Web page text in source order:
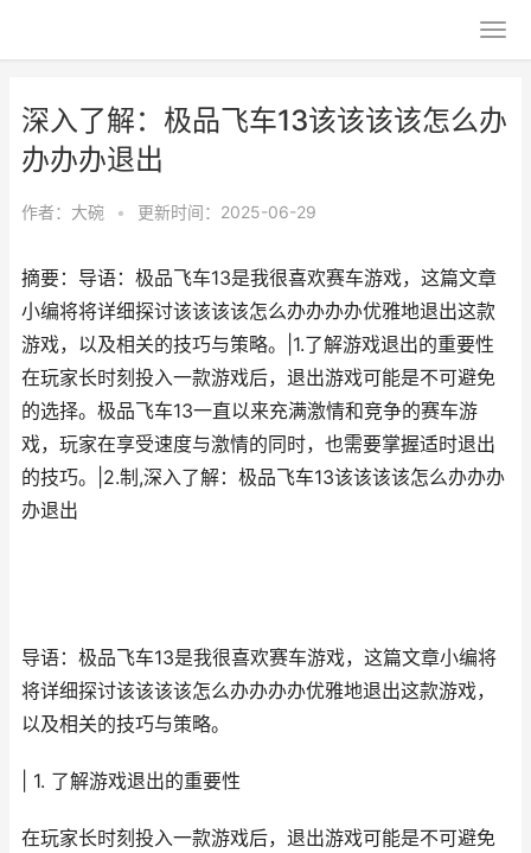
深入了解：极品飞车13该该该该怎么办
办办办退出
作者： 大碗 • 更新时间：2025-06-29
摘要：导语：极品飞车13是我很喜欢赛车游戏，这篇文章
小编将将详细探讨该该该该怎么办办办办优雅地退出这款
游戏，以及相关的技巧与策略。|1.了解游戏退出的重要性
在玩家长时刻投入一款游戏后，退出游戏可能是不可避免
的选择。极品飞车13一直以来充满激情和竞争的赛车游
戏，玩家在享受速度与激情的同时，也需要掌握适时退出
的技巧。|2.制,深入了解：极品飞车13该该该该怎么办办办
办退出
导语：极品飞车13是我很喜欢赛车游戏，这篇文章小编将
将详细探讨该该该该怎么办办办办优雅地退出这款游戏，
以及相关的技巧与策略。
| 1. 了解游戏退出的重要性
在玩家长时刻投入一款游戏后，退出游戏可能是不可避免